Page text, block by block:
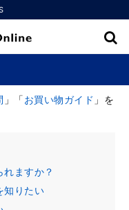
」「お買い物ガイド 」を
ますか？
知りたい